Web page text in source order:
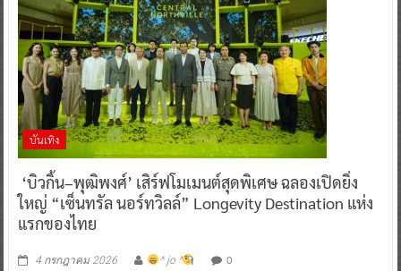
บันเทิง
‘บิวกิ้น–พุฒิพงศ์’ เสิร์ฟโมเมนต์สุดพิเศษ ฉลองเปิดยิ่ง
ใหญ่ “เซ็นทรัล นอร์ทวิลล์” Longevity Destination แห่ง
แรกของไทย
4 กรกฎาคม 2026 ^ jo ^ 0